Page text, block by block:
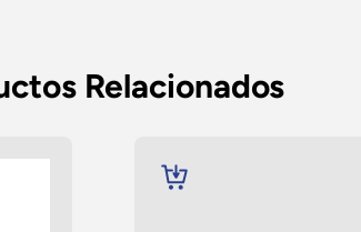
Relacionados
AÑADIR
AL
CARRITO